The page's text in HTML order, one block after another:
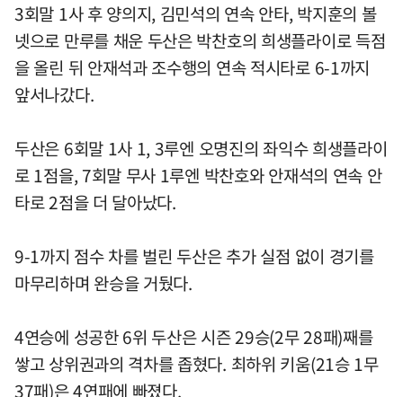
3회말 1사 후 양의지, 김민석의 연속 안타, 박지훈의 볼
넷으로 만루를 채운 두산은 박찬호의 희생플라이로 득점
을 올린 뒤 안재석과 조수행의 연속 적시타로 6-1까지
앞서나갔다.
두산은 6회말 1사 1, 3루엔 오명진의 좌익수 희생플라이
로 1점을, 7회말 무사 1루엔 박찬호와 안재석의 연속 안
타로 2점을 더 달아났다.
9-1까지 점수 차를 벌린 두산은 추가 실점 없이 경기를
마무리하며 완승을 거뒀다.
4연승에 성공한 6위 두산은 시즌 29승(2무 28패)째를
쌓고 상위권과의 격차를 좁혔다. 최하위 키움(21승 1무
37패)은 4연패에 빠졌다.